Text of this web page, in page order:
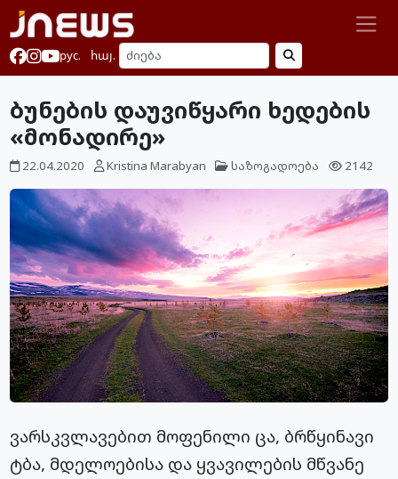
рус. հայ.
ბუნების დაუვიწყარი ხედების
«მონადირე»
22.04.2020 Kristina Marabyan საზოგადოება 2142
ვარსკვლავებით მოფენილი ცა, ბრწყინავი
ტბა, მდელოებისა და ყვავილების მწვანე